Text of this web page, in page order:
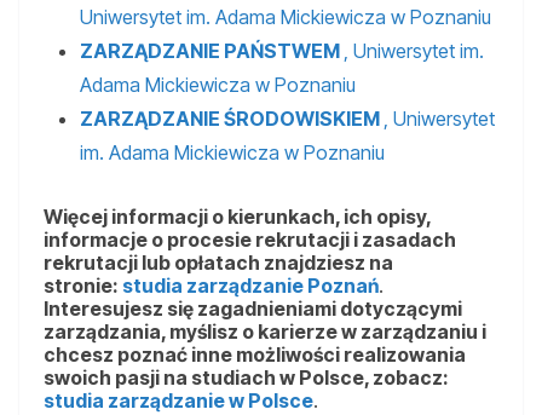
Uniwersytet im. Adama Mickiewicza w Poznaniu
ZARZĄDZANIE PAŃSTWEM , Uniwersytet im.
Adama Mickiewicza w Poznaniu
ZARZĄDZANIE ŚRODOWISKIEM , Uniwersytet
im. Adama Mickiewicza w Poznaniu
Więcej informacji o kierunkach, ich opisy,
informacje o procesie rekrutacji i zasadach
rekrutacji lub opłatach znajdziesz na
stronie: studia zarządzanie Poznań.
Interesujesz się zagadnieniami dotyczącymi
zarządzania, myślisz o karierze w zarządzaniu i
chcesz poznać inne możliwości realizowania
swoich pasji na studiach w Polsce, zobacz:
studia zarządzanie w Polsce.